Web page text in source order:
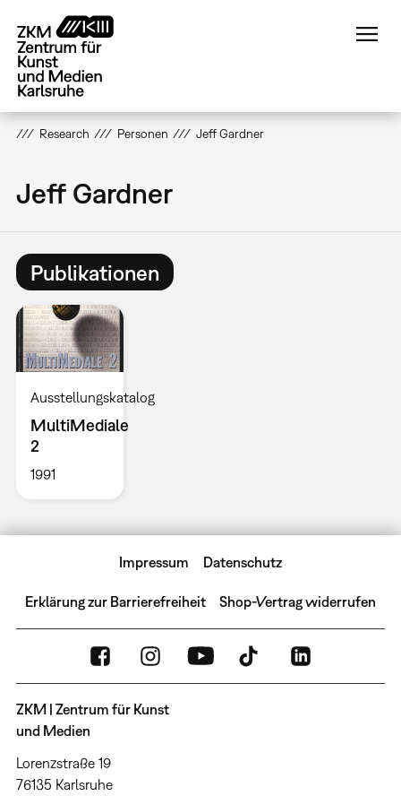
zum
Inhalt
Research Personen Jeff Gardner
Jeff Gardner
Publikationen
Ausstellungskatalog
MultiMediale
2
1991
Impressum Datenschutz
Erklärung zur Barrierefreiheit Shop-Vertrag widerrufen
ZKM | Zentrum für Kunst
und Medien
Lorenzstraße 19
76135 Karlsruhe